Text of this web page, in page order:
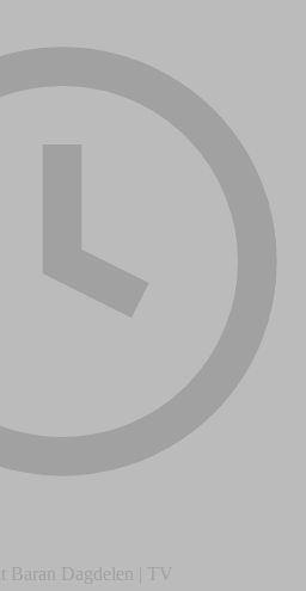
Baran Dagdelen | TV